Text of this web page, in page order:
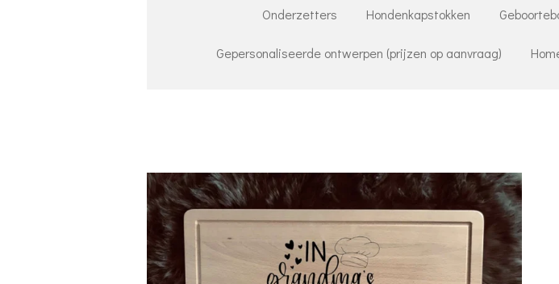
Onderzetters Hondenkapstokken
Gepersonaliseerde ontwerpen (prijzen op aanvraag)